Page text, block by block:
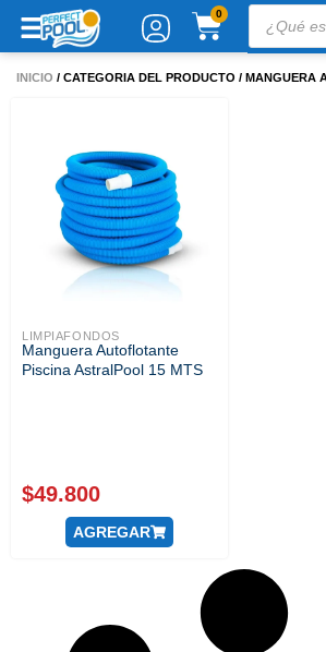
0
productos
INICIO / CATEGORIA DEL PRODUCTO / MANGUERA
LIMPIAFONDOS
Manguera Autoflotante
Piscina AstralPool 15 MTS
$49.800
AGREGAR